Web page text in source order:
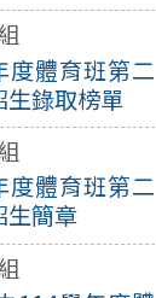
度體育班第二
生錄取榜單
度體育班第二
生簡章